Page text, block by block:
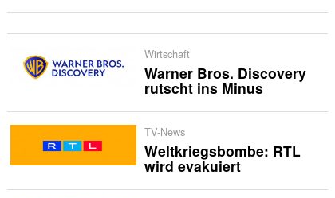
Wirtschaft
Warner Bros. Discovery
rutscht ins Minus
TV-News
Weltkriegsbombe: RTL
wird evakuiert